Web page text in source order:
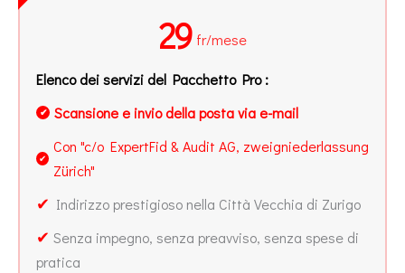
29 fr/mese
Elenco dei servizi del Pacchetto Pro :
✔ Scansione e invio della posta via e-mail
✔
Con "c/o ExpertFid & Audit AG, zweigniederlassung
Zürich"
✔ Indirizzo prestigioso nella Città Vecchia di Zurigo
✔ Senza impegno, senza preavviso, senza spese di
pratica